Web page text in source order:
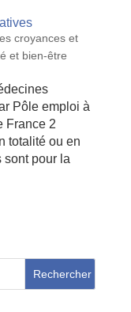
croyances et
et bien-être
Pôle emploi à
France 2
totalité ou en
sont pour la